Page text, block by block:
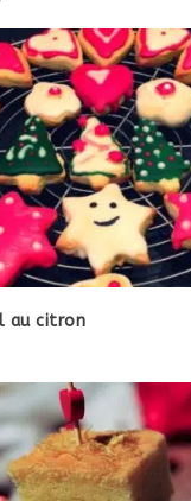
au citron